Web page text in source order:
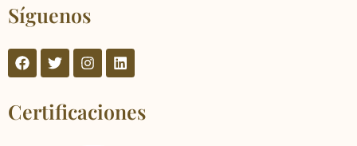
Síguenos
Certificaciones